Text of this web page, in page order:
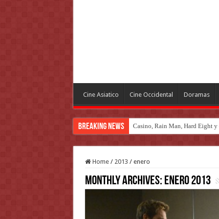
Cine Asiatico Cine Occidental Doramas
Breaking News Casino, Rain Man, Hard Eight y
Introducción al maravilloso
Home / 2013 / enero
Monthly Archives: enero 2013